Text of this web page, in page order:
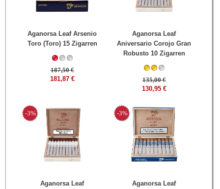
Aganorsa Leaf Arsenio
Toro (Toro) 15 Zigarren
187,50 €
181,87 €
Aganorsa Leaf
Aniversario Corojo Gran
Robusto 10 Zigarren
135,00 €
130,95 €
Aganorsa Leaf
-3%
Aganorsa Leaf
-3%